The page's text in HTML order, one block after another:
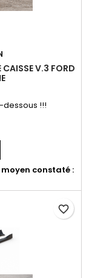
V.3 FORD
dessous !!!
constaté :
favorite_border